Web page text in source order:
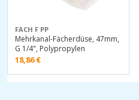
FACH F PP
Mehrkanal-Fächerdüse, 47mm,
G 1/4", Polypropylen
18,86€